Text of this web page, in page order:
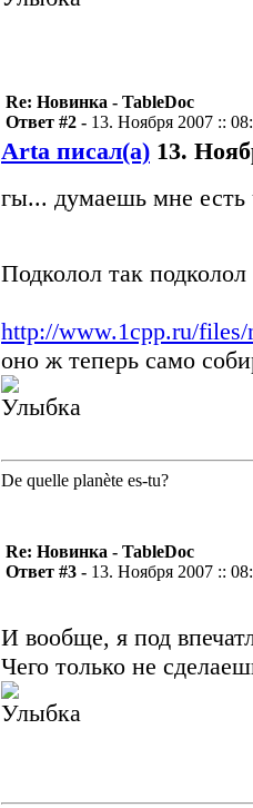
Re: Новинка - TableDoc
Ответ #2 - 13. Ноября 2007 ::
Arta писал(а) 13.
гы... думаешь мне
Подколол так подколол
http://www.1cpp.ru/
оно ж теперь само
De quelle planète es-tu?
Re: Новинка - TableDoc
Ответ #3 - 13. Ноября 2007 ::
И вообще, я под
Чего только не